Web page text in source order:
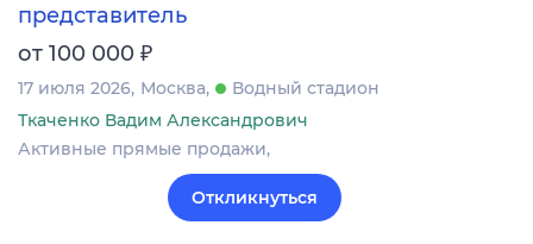
представитель
от 100 000 ₽
17 июля 2026 Москва
Водный стадион
Ткаченко Вадим Александрович
Активные прямые продажи,
Откликнуться